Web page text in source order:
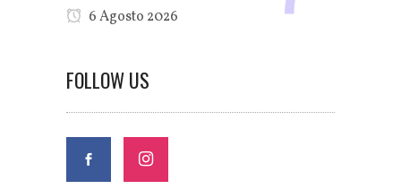
6 Agosto 2026
FOLLOW US